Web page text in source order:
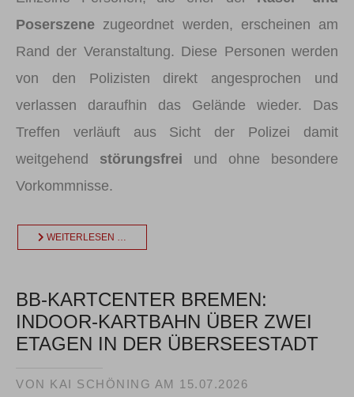
Poserszene zugeordnet werden, erscheinen am
Rand der Veranstaltung. Diese Personen werden
von den Polizisten direkt angesprochen und
verlassen daraufhin das Gelände wieder. Das
Treffen verläuft aus Sicht der Polizei damit
weitgehend störungsfrei und ohne besondere
Vorkommnisse.
WEITERLESEN …
BB-KARTCENTER BREMEN:
INDOOR-KARTBAHN ÜBER ZWEI
ETAGEN IN DER ÜBERSEESTADT
VON KAI SCHÖNING AM 15.07.2026